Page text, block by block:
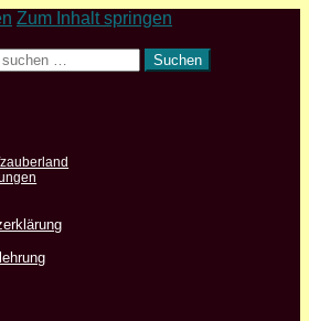
Zum Inhalt springen
Suchen